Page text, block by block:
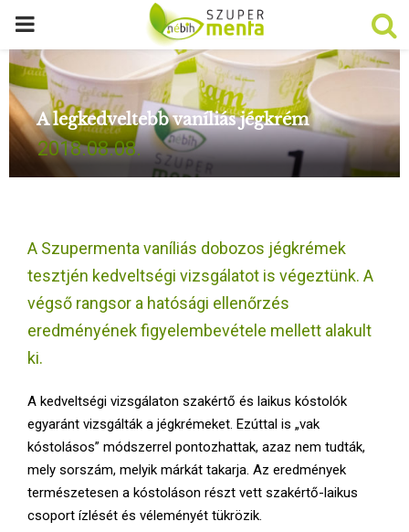
P
R
I
M
R
M
E
N
U
A legkedveltebb vaníliás jégkrém
2018.08.08.
A Szupermenta vaníliás dobozos jégkrémek
tesztjén kedveltségi vizsgálatot is végeztünk. A
végső rangsor a hatósági ellenőrzés
eredményének figyelembevétele mellett alakult
ki.
A kedveltségi vizsgálaton szakértő és laikus kóstolók
egyaránt vizsgálták a jégkrémeket. Ezúttal is „vak
kóstolásos” módszerrel pontozhattak, azaz nem tudták,
mely sorszám, melyik márkát takarja. Az eredmények
természetesen a kóstoláson részt vett szakértő-laikus
csoport ízlését és véleményét tükrözik.